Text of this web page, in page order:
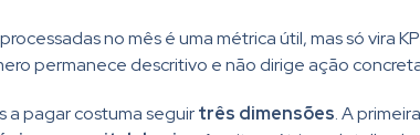
no mês é uma métrica útil, mas só vira
permanece descritivo e não dirige ação
a pagar costuma seguirtrês dimensões. A